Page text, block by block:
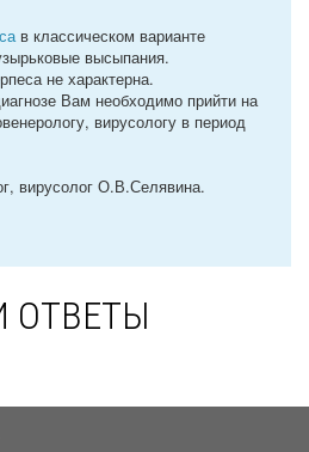
в классическом варианте
высыпания.
не характерна.
Вам необходимо прийти на
вирусологу в период
вирусолог О.В.Селявина.
ОТВЕТЫ